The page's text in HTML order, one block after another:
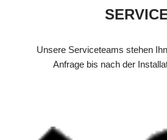
Unsere Serviceteams stehen
Anfrage bis nach der